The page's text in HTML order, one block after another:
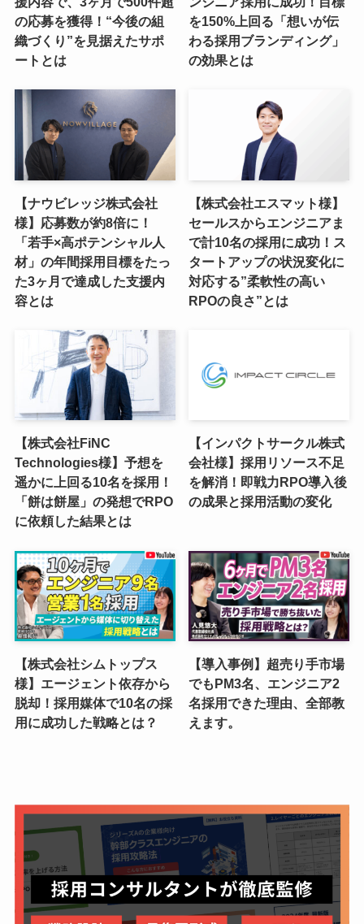
の応募を獲得！“今後の組
織づくり”を見据えたサポ
ートとは
を150%上回る「想いが伝
わる採用ブランディング」
の効果とは
【ナウビレッジ株式会社
様】応募数が約8倍に！
「若手×高ポテンシャル人
材」の年間採用目標をたっ
た3ヶ月で達成した支援内
容とは
【株式会社エスマット様】
セールスからエンジニアま
で計10名の採用に成功！ス
タートアップの状況変化に
対応する”柔軟性の高い
RPOの良さ”とは
【株式会社FiNC
Technologies様】予想を
遥かに上回る10名を採用！
「餅は餅屋」の発想でRPO
に依頼した結果とは
【インパクトサークル株式
会社様】採用リソース不足
を解消！即戦力RPO導入後
の成果と採用活動の変化
【株式会社シムトップス
様】エージェント依存から
脱却！採用媒体で10名の採
用に成功した戦略とは？
【導入事例】超売り手市場
でもPM3名、エンジニア2
名採用できた理由、全部教
えます。